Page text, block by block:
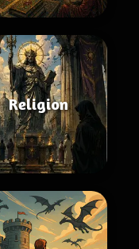
Religion